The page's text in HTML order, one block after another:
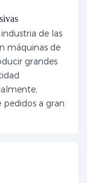
de las
máquinas de
grandes
a gran